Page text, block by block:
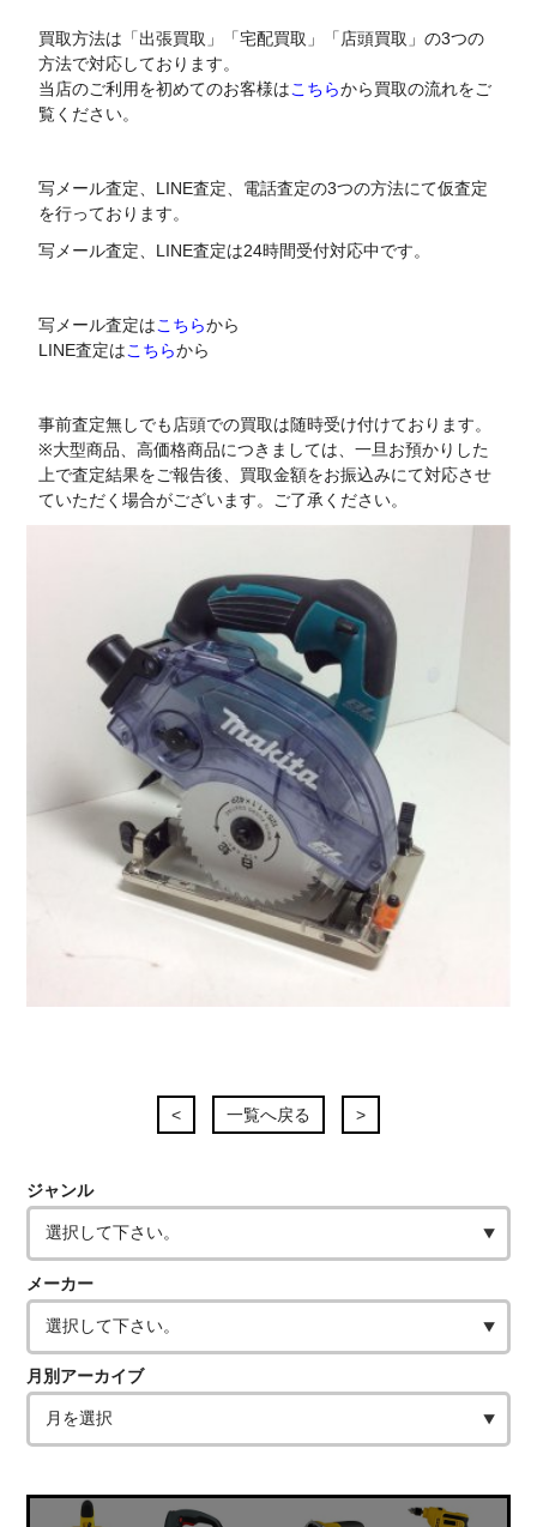
買取方法は「出張買取」「宅配買取」「店頭買取」の3つの
方法で対応しております。
当店のご利用を初めてのお客様はこちらから買取の流れをご
覧ください。
写メール査定、LINE査定、電話査定の3つの方法にて仮査定
を行っております。
写メール査定、LINE査定は24時間受付対応中です。
写メール査定はこちらから
LINE査定はこちらから
事前査定無しでも店頭での買取は随時受け付けております。
※大型商品、高価格商品につきましては、一旦お預かりした
上で査定結果をご報告後、買取金額をお振込みにて対応させ
ていただく場合がございます。ご了承ください。
< 一覧へ戻る >
ジャンル
メーカー
月別アーカイブ